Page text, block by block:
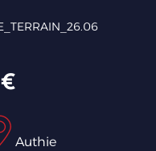
Authie